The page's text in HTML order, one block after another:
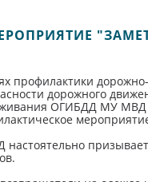
профилактики
дорожного
ОГИБДД МУ МВД
настоятельно